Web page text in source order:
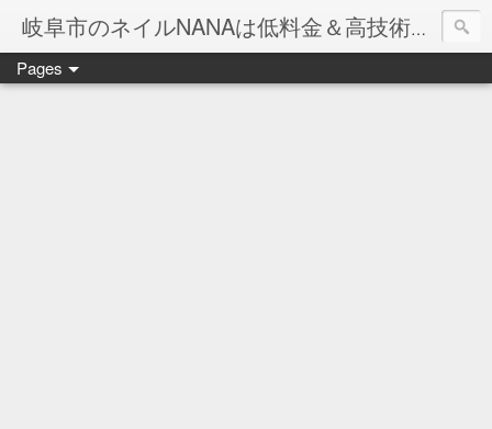
岐阜市のネイルNANAは低料金＆高技術のお店
ネイル岐阜市NANAです♪♪
Pages